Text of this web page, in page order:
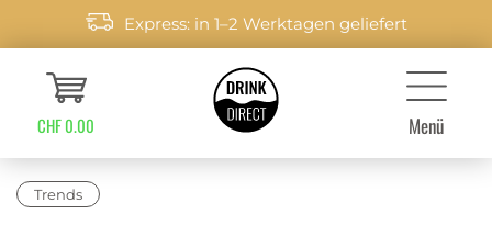
Express: in 1–2 Werktagen geliefert
CHF 0.00 Menü
Trends